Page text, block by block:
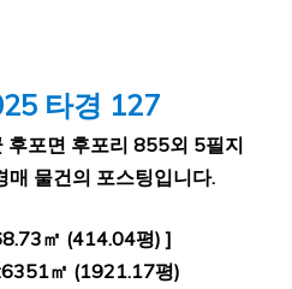
타경 127
후포면 후포리 855외 5필지
매 물건의 포스팅입니다.
㎡ (414.04평) ]
㎡ (1921.17평)